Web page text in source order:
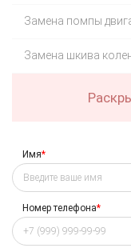
Замена помпы
Замена шкива
Имя*
Номер телефона*